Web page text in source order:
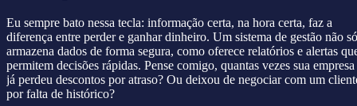
Eu sempre bato nessa tecla: informação certa, na hora certa, faz a
diferença entre perder e ganhar dinheiro. Um sistema de gestão não só
armazena dados de forma segura, como oferece relatórios e alertas
permitem decisões rápidas. Pense comigo, quantas vezes sua empresa
já perdeu descontos por atraso? Ou deixou de negociar com um
por falta de histórico?